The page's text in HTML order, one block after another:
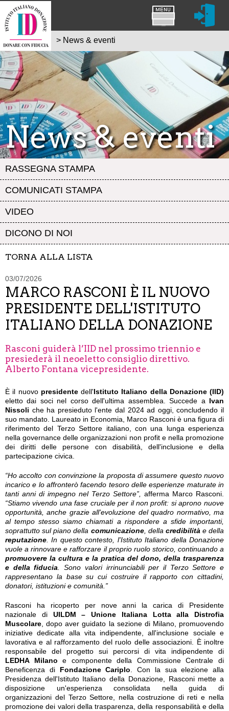
News & eventi
RASSEGNA STAMPA
COMUNICATI STAMPA
VIDEO
DICONO DI NOI
> News & eventi
TORNA ALLA LISTA
03/07/2026
MARCO RASCONI È IL NUOVO
PRESIDENTE DELL'ISTITUTO
ITALIANO DELLA DONAZIONE
Rasconi guiderà l’IID nel prossimo triennio e
presiederà il neoeletto consiglio direttivo.
Alberto Fontana vicepresidente.
È il nuovo presidente dell'Istituto Italiano della Donazione (IID)
eletto dai soci nel corso dell'ultima assemblea. Succede a Ivan
Nissoli che ha presieduto l'ente dal 2024 ad oggi, concludendo il
suo mandato. Laureato in Economia, Marco Rasconi è una figura di
riferimento del Terzo Settore italiano, con una lunga esperienza
nella governance delle organizzazioni non profit e nella promozione
dei diritti delle persone con disabilità, dell'inclusione e della
partecipazione civica.
“Ho accolto con convinzione la proposta di assumere questo nuovo
incarico e lo affronterò facendo tesoro delle esperienze maturate in
tanti anni di impegno nel Terzo Settore”, afferma Marco Rasconi.
“Stiamo vivendo una fase cruciale per il non profit: si aprono nuove
opportunità, anche grazie all'evoluzione del quadro normativo, ma
al tempo stesso siamo chiamati a rispondere a sfide importanti,
soprattutto sul piano della comunicazione, della credibilità e della
reputazione . In questo contesto, l'Istituto Italiano della Donazione
vuole a rinnovare e rafforzare il proprio ruolo storico, continuando a
promuovere la cultura e la pratica del dono, della trasparenza
e della fiducia . Sono valori irrinunciabili per il Terzo Settore e
rappresentano la base su cui costruire il rapporto con cittadini,
donatori, istituzioni e comunità.”
Rasconi ha ricoperto per nove anni la carica di Presidente
nazionale di UILDM – Unione Italiana Lotta alla Distrofia
Muscolare , dopo aver guidato la sezione di Milano, promuovendo
iniziative dedicate alla vita indipendente, all'inclusione sociale e
lavorativa e al rafforzamento del ruolo delle associazioni. È inoltre
responsabile del progetto sui percorsi di vita indipendente di
LEDHA Milano e componente della Commissione Centrale di
Beneficenza di Fondazione Cariplo . Con la sua elezione alla
Presidenza dell'Istituto Italiano della Donazione, Rasconi mette a
disposizione un'esperienza consolidata nella guida di
organizzazioni del Terzo Settore, nella costruzione di reti e nella
promozione dei valori della trasparenza, della responsabilità e della